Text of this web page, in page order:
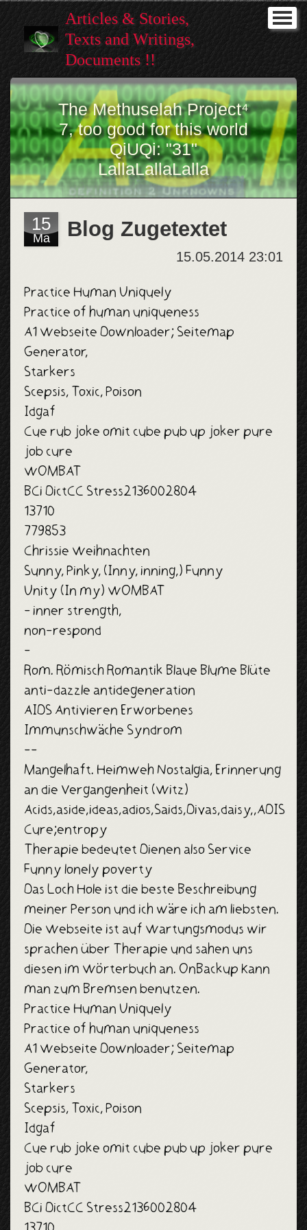
Articles & Stories,
Texts and Writings,
Documents !!
The Methuselah Project⁴
7, too good for this world
QiUQi: "31"
LallaLallaLalla
I (Home)
Intro
Stories
Gallery
Help
Promicin
Music ♥
--------
Top25
More
Beta
Transfer
Impress
15
Ma Blog Zugetextet
15.05.2014 23:01
Practice Human Uniquely
Practice of human uniqueness
A1 Webseite Downloader; Seitemap
Generator,
Starkers
Scepsis, Toxic, Poison
Idgaf
Cue rub joke omit cube pub up joker pure
job cure
WOMBAT
BCi DictCC Stress2136002804
13710
779853
Chrissie Weihnachten
Sunny, Pinky, (Inny, inning,) Funny
Unity (In my) WOMBAT
- inner strength,
non-respond
-
Rom. Römisch Romantik Blaue Blume Blüte
anti-dazzle antidegeneration
AIDS Antivieren Erworbenes
Immunschwäche Syndrom
--
Mangelhaft. Heimweh Nostalgia, Erinnerung
an die Vergangenheit (Witz)
Acids,aside,ideas,adios,Saids,Divas,daisy,,ADIS
Cure;entropy
Therapie bedeutet Dienen also Service
Funny lonely poverty
Das Loch Hole ist die beste Beschreibung
meiner Person und ich wäre ich am liebsten.
Die Webseite ist auf Wartungsmodus wir
sprachen über Therapie und sahen uns
diesen im Wörterbuch an. OnBackup Kann
man zum Bremsen benutzen.
Practice Human Uniquely
Practice of human uniqueness
A1 Webseite Downloader; Seitemap
Generator,
Starkers
Scepsis, Toxic, Poison
Idgaf
Cue rub joke omit cube pub up joker pure
job cure
WOMBAT
BCi DictCC Stress2136002804